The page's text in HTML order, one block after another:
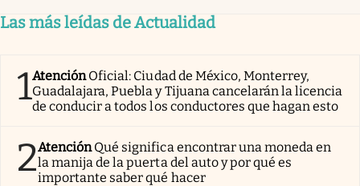
Las más leídas de Actualidad
1AtenciónOficial: Ciudad de México, Monterrey,
Guadalajara, Puebla y Tijuana cancelarán la licencia
de conducir a todos los conductores que hagan esto
2AtenciónQué significa encontrar una moneda en
la manija de la puerta del auto y por qué es
importante saber qué hacer